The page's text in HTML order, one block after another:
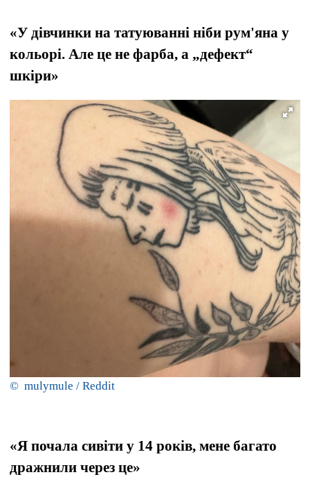
«У дівчинки на татуюванні ніби рум'яна у
кольорі. Але це не фарба, а „дефект“
шкіри»
© mulymule / Reddit
«Я почала сивіти у 14 років, мене багато
дражнили через це»